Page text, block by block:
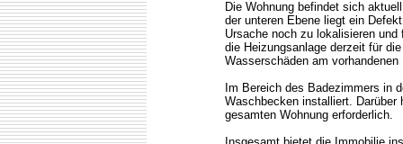
Die Wohnung befindet sich
der unteren Ebene liegt ein
Ursache noch zu lokalisieren
die Heizungsanlage derzeit für
Wasserschäden am
Im Bereich des Badezimmers in
Waschbecken installiert. Darüber
gesamten Wohnung erforderlich.